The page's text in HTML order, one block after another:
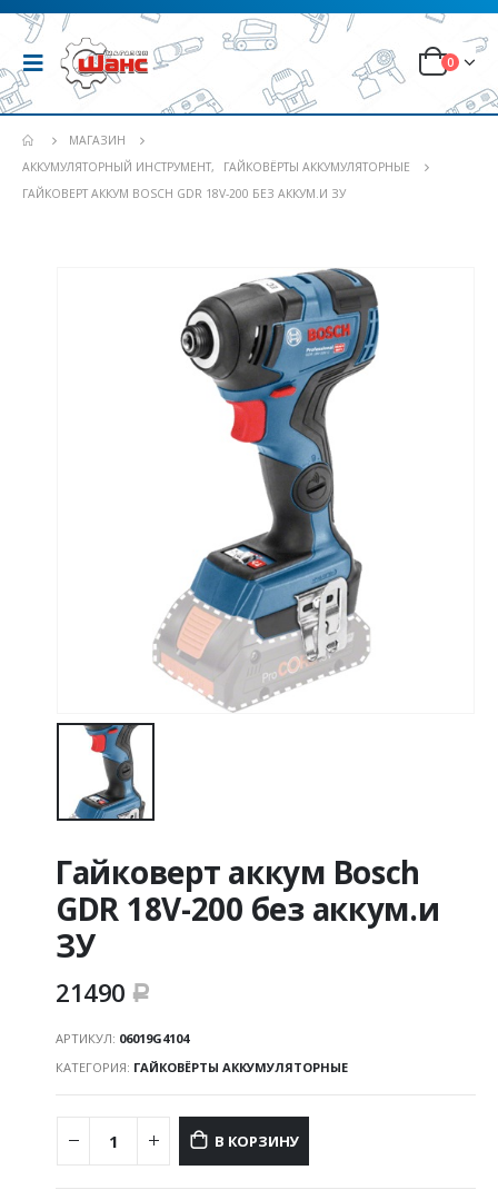
0
МАГАЗИН
АККУМУЛЯТОРНЫЙ ИНСТРУМЕНТ,
ГАЙКОВЁРТЫ АККУМУЛЯТОРНЫЕ
ГАЙКОВЕРТ АККУМ BOSCH GDR 18V-200 БЕЗ АККУМ.И ЗУ
Гайковерт аккум Bosch
GDR 18V-200 без аккум.и
ЗУ
21490 Р
АРТИКУЛ: 06019G4104
КАТЕГОРИЯ: ГАЙКОВЁРТЫ АККУМУЛЯТОРНЫЕ
В КОРЗИНУ